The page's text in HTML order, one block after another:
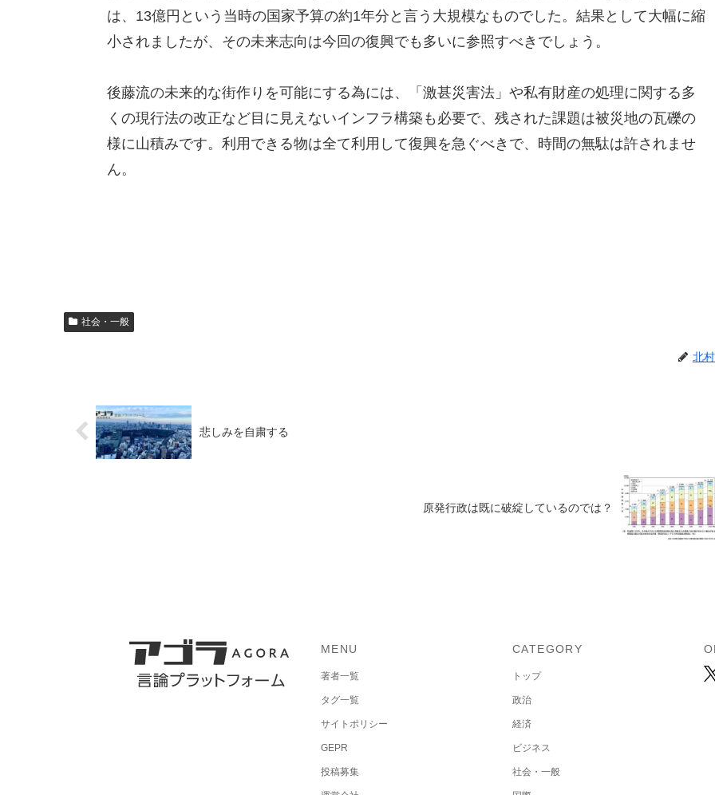
は、13億円という当時の国家予算の約1年分と言う大規模なものでした。結果として大幅に縮
小されましたが、その未来志向は今回の復興でも多いに参照すべきでしょう。
後藤流の未来的な街作りを可能にする為には、「激甚災害法」や私有財産の処理に関する多
くの現行法の改正など目に見えないインフラ構築も必要で、残された課題は被災地の瓦礫の
様に山積みです。利用できる物は全て利用して復興を急ぐべきで、時間の無駄は許されませ
ん。
社会・一般
北
悲しみを自粛する
原発行政は既に破綻しているのでは？
MENU
著者一覧
タグ一覧
サイトポリシー
GEPR
投稿募集
CATEGORY
トップ
政治
経済
ビジネス
社会・一般